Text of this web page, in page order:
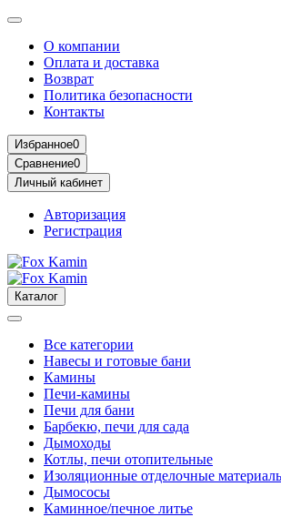
О компании
Оплата и доставка
Возврат
Политика безопасности
Контакты
Избранное0
Сравнение0
Личный кабинет
Авторизация
Регистрация
Каталог
Все категории
Навесы и готовые бани
Камины
Печи-камины
Печи для бани
Барбекю, печи для сада
Дымоходы
Котлы, печи отопительные
Изоляционные отделочные
Дымососы
Каминное/печное литье